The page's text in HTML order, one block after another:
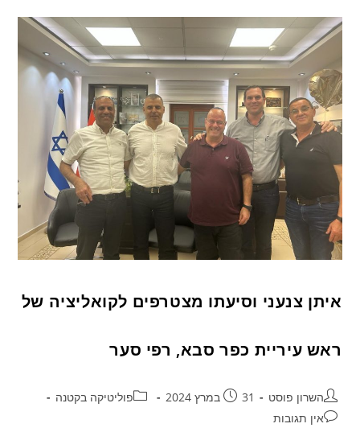
איתן צנעני וסיעתו מצטרפים לקואליציה של
ראש עיריית כפר סבא, רפי סער
השרון פוסט 31 במרץ 2024
פוליטיקה בקטנה
אין תגובות